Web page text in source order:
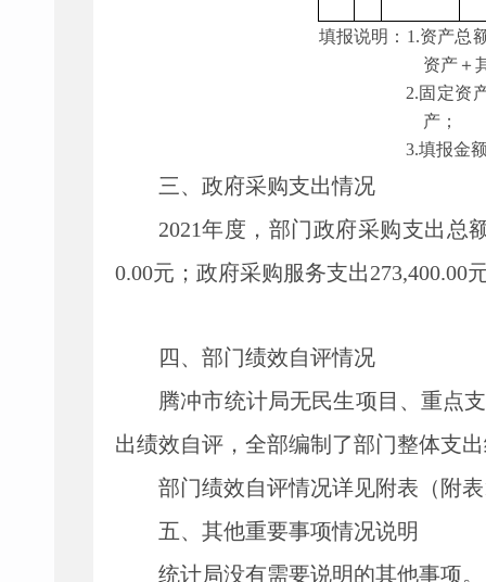
填报说明：1.资产总
资产＋
2.固定资
产；
3.填报金
三、政府采购支出情况
2021年度，部门政府采购支出总
0.00元；政府采购服务支出273,400.00
四、部门绩效自评情况
腾冲市统计局无民生项目、重点
出绩效自评，全部编制了部门整体支
部门绩效自评情况详见附表（附表
五、其他重要事项情况说明
统计局没有需要说明的其他事项。